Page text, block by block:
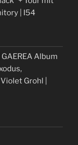
| I54
Album
Grohl |